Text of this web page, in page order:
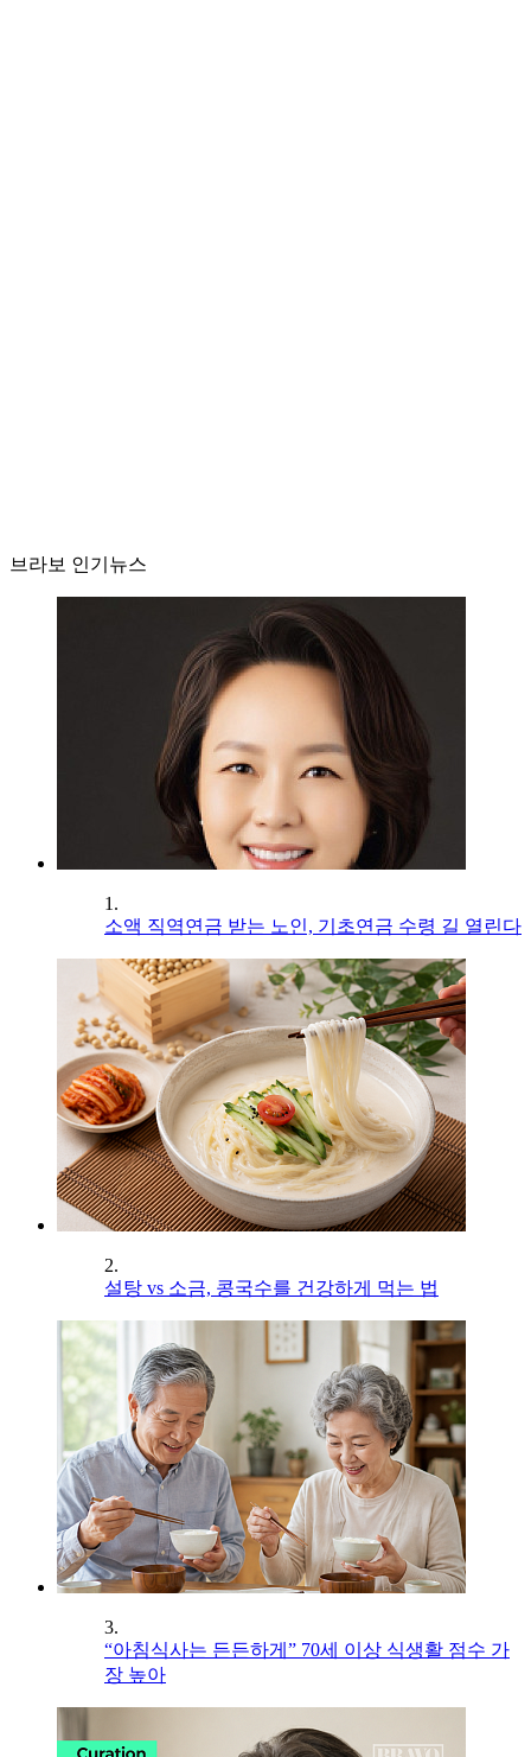
브라보 인기뉴스
1.
소액 직역연금 받는 노인, 기초연금 수령 길 열린다
2.
설탕 vs 소금, 콩국수를 건강하게 먹는 법
3.
“아침식사는 든든하게” 70세 이상 식생활 점수 가
장 높아